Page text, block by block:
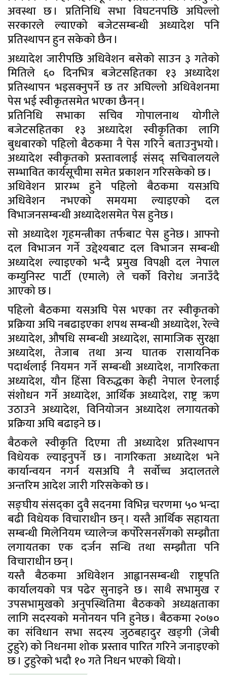
अवस्था छ । प्रतिनिधि सभा विघटनपछि अघिल्लो
सरकारले ल्याएको बजेटसम्बन्धी अध्यादेश पनि
प्रतिस्थापन हुन सकेको छैन ।
अध्यादेश जारीपछि अधिवेशन बसेको साउन ३ गतेको
मितिले ६० दिनभित्र बजेटसहितका १३ अध्यादेश
प्रतिस्थापन भइसक्नुपर्ने छ तर अघिल्लो अधिवेशनमा
पेस भई स्वीकृतसमेत भएका छैनन् ।
प्रतिनिधि सभाका सचिव गोपालनाथ योगीले
बजेटसहितका १३ अध्यादेश स्वीकृतिका लागि
बुधबारको पहिलो बैठकमा नै पेस गरिने बताउनुभयो ।
अध्यादेश स्वीकृतको प्रस्तावलाई संसद् सचिवालयले
सम्भावित कार्यसूचीमा समेत प्रकाशन गरिसकेको छ ।
अधिवेशन प्रारम्भ हुने पहिलो बैठकमा यसअघि
अधिवेशन नभएको समयमा ल्याइएको दल
विभाजनसम्बन्धी अध्यादेशसमेत पेस हुनेछ ।
सो अध्यादेश गृहमन्त्रीका तर्फबाट पेस हुनेछ । आफ्नो
दल विभाजन गर्ने उद्देश्यबाट दल विभाजन सम्बन्धी
अध्यादेश ल्याइएको भन्दै प्रमुख विपक्षी दल नेपाल
कम्युनिस्ट पार्टी (एमाले) ले चर्को विरोध जनाउँदै
आएको छ ।
पहिलो बैठकमा यसअघि पेस भएका तर स्वीकृतको
प्रक्रिया अघि नबढाइएका शपथ सम्बन्धी अध्यादेश, रेल्वे
अध्यादेश, औषधि सम्बन्धी अध्यादेश, सामाजिक सुरक्षा
अध्यादेश, तेजाब तथा अन्य घातक रासायनिक
पदार्थलाई नियमन गर्ने सम्बन्धी अध्यादेश, नागरिकता
अध्यादेश, यौन हिंसा विरुद्धका केही नेपाल ऐनलाई
संशोधन गर्ने अध्यादेश, आर्थिक अध्यादेश, राष्ट्र ऋण
उठाउने अध्यादेश, विनियोजन अध्यादेश लगायतको
प्रक्रिया अघि बढाइने छ ।
बैठकले स्वीकृति दिएमा ती अध्यादेश प्रतिस्थापन
विधेयक ल्याइनुपर्ने छ । नागरिकता अध्यादेश भने
कार्यान्वयन नगर्न यसअघि नै सर्वोच्च अदालतले
अन्तरिम आदेश जारी गरिसकेको छ ।
सङ्घीय संसद्का दुवै सदनमा विभिन्न चरणमा ५० भन्दा
बढी विधेयक विचाराधीन छन् । यस्तै आर्थिक सहायता
सम्बन्धी मिलेनियम च्यालेन्ज कर्पोरेसनसँगको सम्झौता
लगायतका एक दर्जन सन्धि तथा सम्झौता पनि
विचाराधीन छन् ।
यस्तै बैठकमा अधिवेशन आह्वानसम्बन्धी राष्ट्रपति
कार्यालयको पत्र पढेर सुनाइने छ । साथै सभामुख र
उपसभामुखको अनुपस्थितिमा बैठकको अध्यक्षताका
लागि सदस्यको मनोनयन पनि हुनेछ । बैठकमा २०७०
का संविधान सभा सदस्य जुठबहादुर खड्गी (जेबी
टुहुरे) को निधनमा शोक प्रस्ताव पारित गरिने जनाइएको
छ । टुहुरेको भदौ १० गते निधन भएको थियो ।